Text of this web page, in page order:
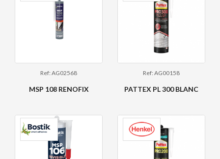
Ref: AG02568
MSP 108 RENOFIX
Ref: AG00158
PATTEX PL 300 BLANC